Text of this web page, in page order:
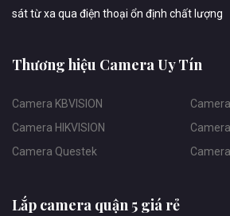
sát từ xa qua điện thoại ổn định chất lượng
Thương hiệu Camera Uy Tín
Camera KBVISION
Camera HIKVISION
Camera Questek
Lắp camera quận 5 giá rẻ